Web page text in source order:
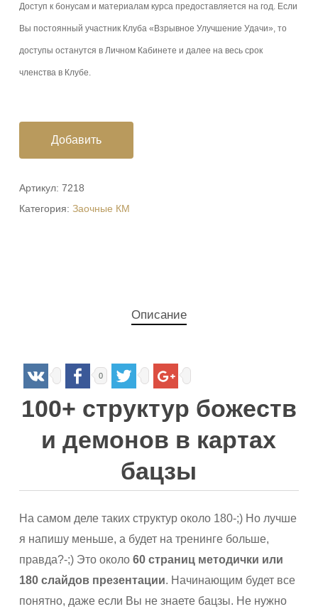
Доступ к бонусам и материалам курса предоставляется на год. Если
Вы постоянный участник Клуба «Взрывное Улучшение Удачи», то
доступы останутся в Личном Кабинете и далее на весь срок
членства в Клубе.
Добавить
Артикул: 7218
Категория: Заочные КМ
Описание
0
100+ структур божеств
и демонов в картах
бацзы
На самом деле таких структур около 180-;) Но лучше
я напишу меньше, а будет на тренинге больше,
правда?-;) Это около 60 страниц методички или
180 слайдов презентации. Начинающим будет все
понятно, даже если Вы не знаете бацзы. Не нужно